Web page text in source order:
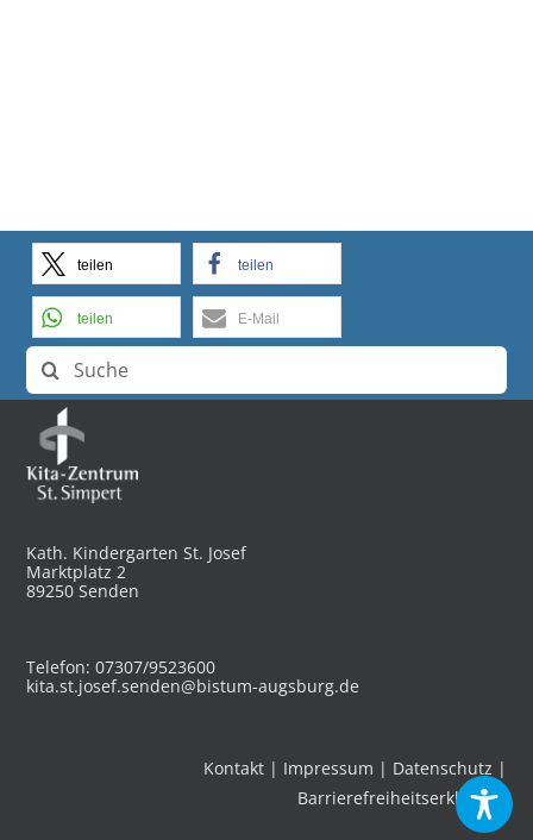
teilen teilen
teilen E-Mail
Suche
nach:
Kath. Kindergarten St. Josef
Marktplatz 2
89250 Senden
Telefon: 07307/9523600
kita.st.josef.senden@bistum-augsburg.de
Kontakt| Impressum | Datenschutz |
Barrierefreiheitserklärung